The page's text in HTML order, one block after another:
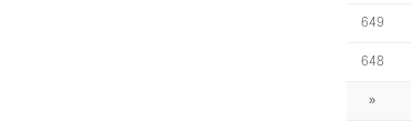
649
648
»